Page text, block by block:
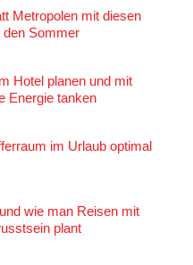
Metropolen mit diesen
Sommer
Hotel planen und mit
Energie tanken
im Urlaub optimal
wie man Reisen mit
plant